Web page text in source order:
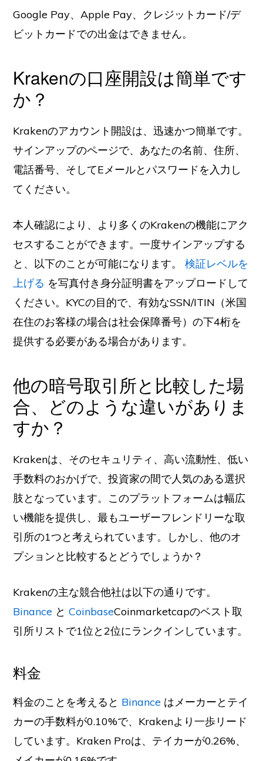
Google Pay、Apple Pay、クレジットカード/デ
ビットカードでの出金はできません。
Krakenの口座開設は簡単です
か？
Krakenのアカウント開設は、迅速かつ簡単です。
サインアップのページで、あなたの名前、住所、
電話番号、そしてEメールとパスワードを入力し
てください。
本人確認により、より多くのKrakenの機能にアク
セスすることができます。一度サインアップする
と、以下のことが可能になります。検証レベルを
上げる を写真付き身分証明書をアップロードして
ください。KYCの目的で、有効なSSN/ITIN（米国
在住のお客様の場合は社会保障番号）の下4桁を
提供する必要がある場合があります。
他の暗号取引所と比較した場
合、どのような違いがありま
すか？
Krakenは、そのセキュリティ、高い流動性、低い
手数料のおかげで、投資家の間で人気のある選択
肢となっています。このプラットフォームは幅広
い機能を提供し、最もユーザーフレンドリーな取
引所の1つと考えられています。しかし、他のオ
プションと比較するとどうでしょうか？
Krakenの主な競合他社は以下の通りです。
Binance とCoinbaseCoinmarketcapのベスト取
引所リストで1位と2位にランクインしています。
料金
料金のことを考えると Binance はメーカーとテイ
カーの手数料が0.10%で、Krakenより一歩リード
しています。Kraken Proは、テイカーが0.26%、